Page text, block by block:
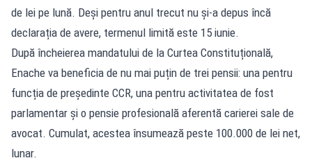
de lei pe lună. Deși pentru anul trecut nu și-a depus încă
declarația de avere, termenul limită este 15 iunie.
După încheierea mandatului de la Curtea Constituțională,
Enache va beneficia de nu mai puțin de trei pensii: una pentru
funcția de președinte CCR, una pentru activitatea de fost
parlamentar și o pensie profesională aferentă carierei sale de
avocat. Cumulat, acestea însumează peste 100.000 de lei net,
lunar.